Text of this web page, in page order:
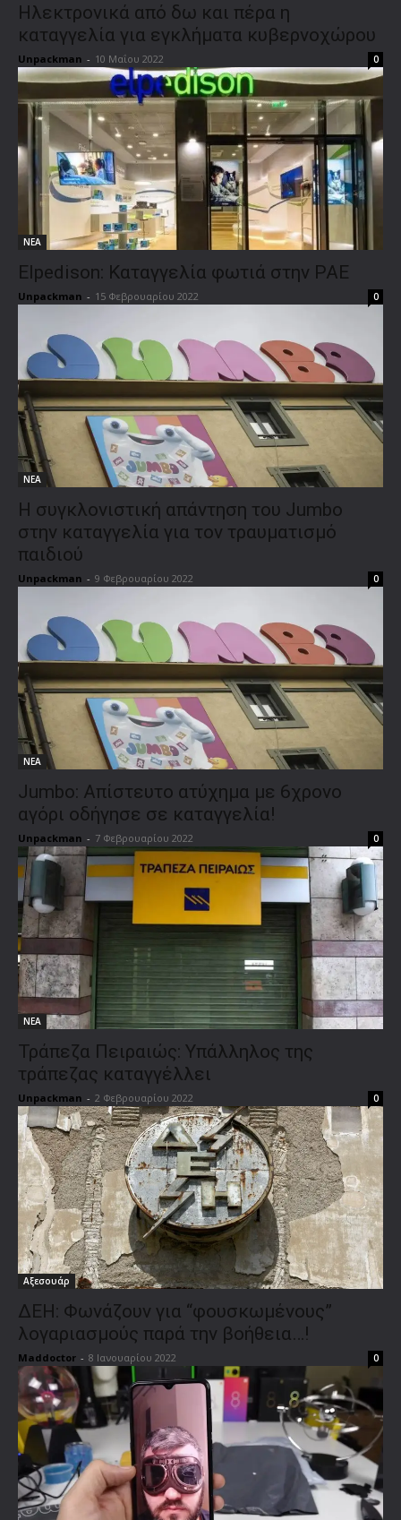
Ηλεκτρονικά από δω και πέρα η
καταγγελία για εγκλήματα κυβερνοχώρου
Unpackman - 10 Μαΐου 2022 0
ΝΕΑ
Εlpedison: Καταγγελία φωτιά στην ΡΑΕ
Unpackman - 15 Φεβρουαρίου 2022 0
ΝΕΑ
Η συγκλονιστική απάντηση του Jumbo
στην καταγγελία για τον τραυματισμό
παιδιού
Unpackman - 9 Φεβρουαρίου 2022 0
ΝΕΑ
Jumbo: Απίστευτο ατύχημα με 6χρονο
αγόρι οδήγησε σε καταγγελία!
Unpackman - 7 Φεβρουαρίου 2022 0
ΝΕΑ
Τράπεζα Πειραιώς: Υπάλληλος της
τράπεζας καταγγέλλει
Unpackman - 2 Φεβρουαρίου 2022 0
Αξεσουάρ
ΔΕΗ: Φωνάζουν για “φουσκωμένους”
λογαριασμούς παρά την βοήθεια…!
Maddoctor - 8 Ιανουαρίου 2022 0